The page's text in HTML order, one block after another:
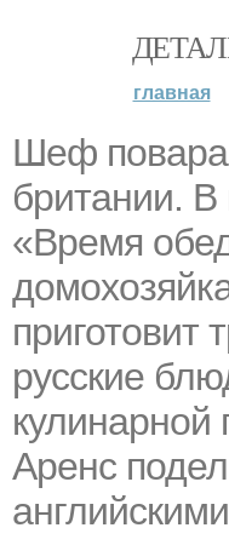
главная
Шеф повара
британии.
«Время
приготовит
русские
Аренс